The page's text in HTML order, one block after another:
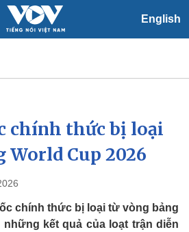
English
Xã hội
Tin 24h
Dự báo thời tiết
Việc làm
Biển đảo
chính thức bị loại
World Cup 2026
chính thức bị loại từ vòng bảng
những kết quả của loạt trận diễn